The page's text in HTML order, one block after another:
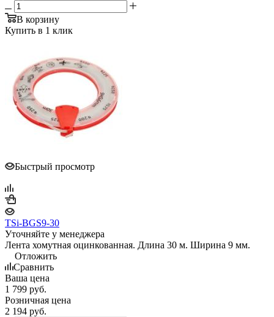
В корзину
Купить в 1 клик
Быстрый просмотр
TSi-BGS9-30
Уточняйте у менеджера
Лента хомутная оцинкованная. Длина 30 м. Ширина 9 мм.
Отложить
Сравнить
Ваша цена
1 799 руб.
Розничная цена
2 194 руб.